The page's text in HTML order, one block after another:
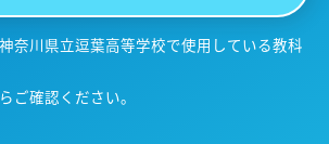
奈川県立逗葉高等学校で使用している教科
ご確認ください。